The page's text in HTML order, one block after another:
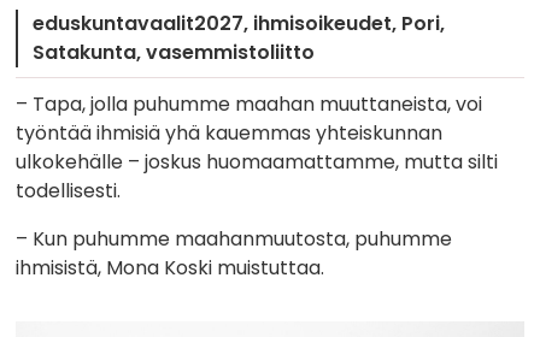
eduskuntavaalit2027 ihmisoikeudet Pori
Satakunta vasemmistoliitto
– Tapa, jolla puhumme maahan muuttaneista, voi
työntää ihmisiä yhä kauemmas yhteiskunnan
ulkokehälle – joskus huomaamattamme, mutta silti
todellisesti.
– Kun puhumme maahanmuutosta, puhumme
ihmisistä, Mona Koski muistuttaa.